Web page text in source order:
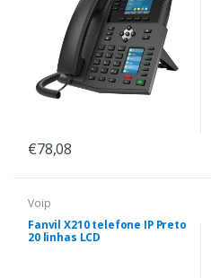
€78,08
Voip
Fanvil X210 telefone IP Preto
20 linhas LCD